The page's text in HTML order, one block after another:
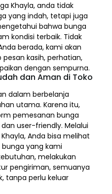
Khayla, anda tidak
yang indah, tetapi juga
bahwa bunga
kondisi terbaik. Tidak
berada, kami akan
kasih, perhatian,
dengan sempurna.
dan Aman di Toko
dalam berbelanja
utama. Karena itu,
pemesanan bunga
user-friendly. Melalui
Anda bisa melihat
bunga yang kami
melakukan
pengiriman,semuanya
tanpa perlu keluar